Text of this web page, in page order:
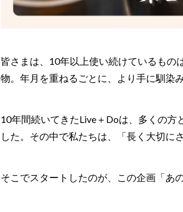
皆さまは、10年以上使い続けているもの
物。年月を重ねるごとに、より手に馴染
10年間続いてきたLive＋Doは、多くの方
した。その中で私たちは、「長く大切に
そこでスタートしたのが、この企画「あ